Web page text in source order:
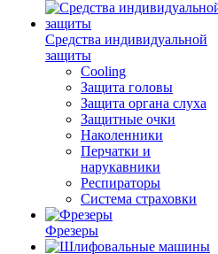
Средства индивидуальной
защиты
Cooling
Защита головы
Защита органа слуха
Защитные очки
Наколенники
Перчатки и
нарукавники
Респираторы
Система страховки
Фрезеры